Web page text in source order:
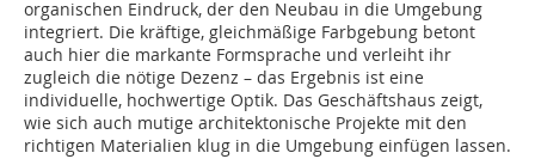
organischen Eindruck, der den Neubau in die Umgebung
integriert. Die kräftige, gleichmäßige Farbgebung betont
auch hier die markante Formsprache und verleiht ihr
zugleich die nötige Dezenz – das Ergebnis ist eine
individuelle, hochwertige Optik. Das Geschäftshaus zeigt,
wie sich auch mutige architektonische Projekte mit den
richtigen Materialien klug in die Umgebung einfügen lassen.